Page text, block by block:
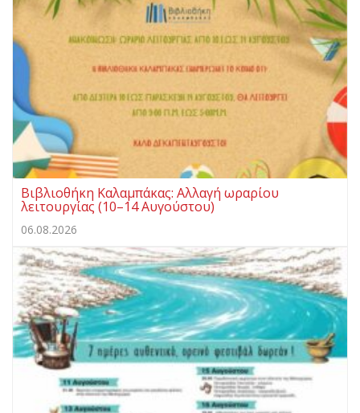
Βιβλιοθήκη Καλαμπάκας: Αλλαγή ωραρίου
λειτουργίας (10–14 Αυγούστου)
06.08.2026